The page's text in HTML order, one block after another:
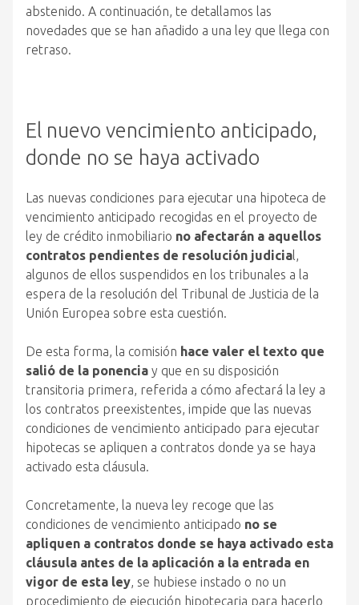
abstenido. A continuación, te detallamos las
novedades que se han añadido a una ley que llega con
retraso.
El nuevo vencimiento anticipado,
donde no se haya activado
Las nuevas condiciones para ejecutar una hipoteca de
vencimiento anticipado recogidas en el proyecto de
ley de crédito inmobiliario no afectarán a aquellos
contratos pendientes de resolución judicial,
algunos de ellos suspendidos en los tribunales a la
espera de la resolución del Tribunal de Justicia de la
Unión Europea sobre esta cuestión.
De esta forma, la comisión hace valer el texto que
salió de la ponencia y que en su disposición
transitoria primera, referida a cómo afectará la ley a
los contratos preexistentes, impide que las nuevas
condiciones de vencimiento anticipado para ejecutar
hipotecas se apliquen a contratos donde ya se haya
activado esta cláusula.
Concretamente, la nueva ley recoge que las
condiciones de vencimiento anticipado no se
apliquen a contratos donde se haya activado esta
cláusula antes de la aplicación a la entrada en
vigor de esta ley, se hubiese instado o no un
procedimiento de ejecución hipotecaria para hacerlo